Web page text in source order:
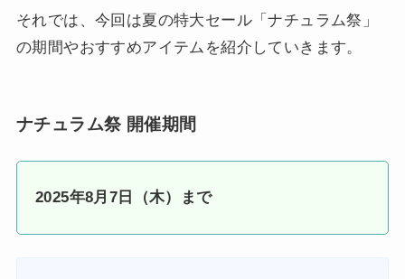
それでは、今回は夏の特大セール「ナチュラム祭」
の期間やおすすめアイテムを紹介していきます。
ナチュラム祭 開催期間
2025年8月7日（木）まで